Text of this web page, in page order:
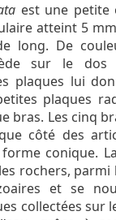
est une
atteint 5
long. De
sur le
plaques lui
plaques
bras. Les cinq
côté des
conique.
rochers, parmi
et se
collectées sur